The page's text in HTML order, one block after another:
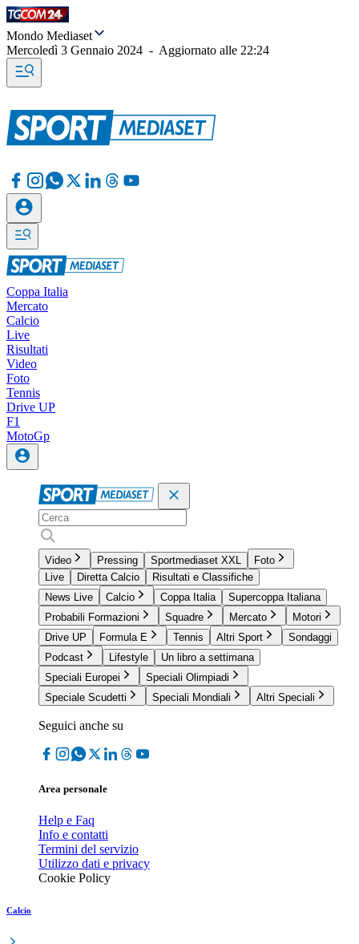
Mondo Mediaset
Mercoledì 3 Gennaio 2024 - Aggiornato alle 22:24
Coppa Italia
Mercato
Calcio
Live
Risultati
Video
Foto
Tennis
Drive UP
F1
MotoGp
Video Pressing Sportmediaset XXL
Foto
Live
Diretta Calcio
Risultati e Classifiche
News Live
Calcio Coppa Italia
Supercoppa Italiana
Probabili Formazioni
Squadre Mercato
Motori
Drive UP
Formula E Tennis Altri Sport
Sondaggi
Podcast
Lifestyle
Un libro a settimana
Speciali Europei
Speciali Olimpiadi
Speciale Scudetti
Speciali Mondiali Altri Speciali
Seguici anche su
Area personale
Help e Faq
Info e contatti
Termini del servizio
Utilizzo dati e privacy
Cookie Policy
Calcio